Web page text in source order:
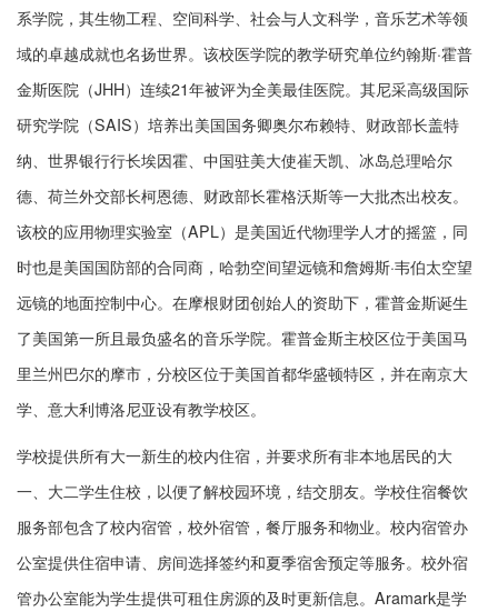
系学院，其生物工程、空间科学、社会与人文科学，音乐艺术等领
域的卓越成就也名扬世界。该校医学院的教学研究单位约翰斯·霍普
金斯医院（JHH）连续21年被评为全美最佳医院。其尼采高级国际
研究学院（SAIS）培养出美国国务卿奥尔布赖特、财政部长盖特
纳、世界银行行长埃因霍、中国驻美大使崔天凯、冰岛总理哈尔
德、荷兰外交部长柯恩德、财政部长霍格沃斯等一大批杰出校友。
该校的应用物理实验室（APL）是美国近代物理学人才的摇篮，同
时也是美国国防部的合同商，哈勃空间望远镜和詹姆斯·韦伯太空望
远镜的地面控制中心。在摩根财团创始人的资助下，霍普金斯诞生
了美国第一所且最负盛名的音乐学院。霍普金斯主校区位于美国马
里兰州巴尔的摩市，分校区位于美国首都华盛顿特区，并在南京大
学、意大利博洛尼亚设有教学校区。
学校提供所有大一新生的校内住宿，并要求所有非本地居民的大
一、大二学生住校，以便了解校园环境，结交朋友。学校住宿餐饮
服务部包含了校内宿管，校外宿管，餐厅服务和物业。校内宿管办
公室提供住宿申请、房间选择签约和夏季宿舍预定等服务。校外宿
管办公室能为学生提供可租住房源的及时更新信息。Aramark是学